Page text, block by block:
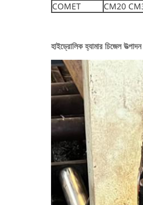
COMET
CM20
হাইড্রোলিক হ্যামার চিজেল